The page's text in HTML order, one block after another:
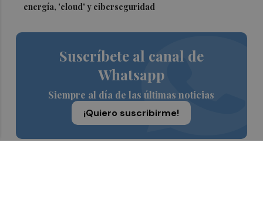
energía, 'cloud' y ciberseguridad
Suscríbete al canal de
Whatsapp
Siempre al día de las últimas noticias
¡Quiero suscribirme!